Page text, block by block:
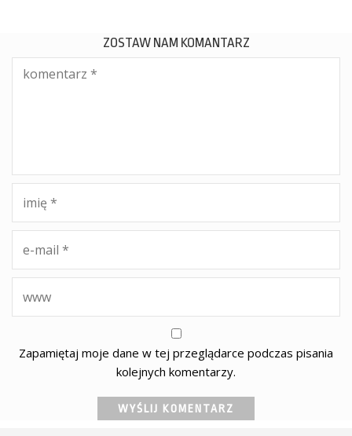
ZOSTAW NAM KOMANTARZ
Zapamiętaj moje dane w tej przeglądarce podczas pisania
kolejnych komentarzy.